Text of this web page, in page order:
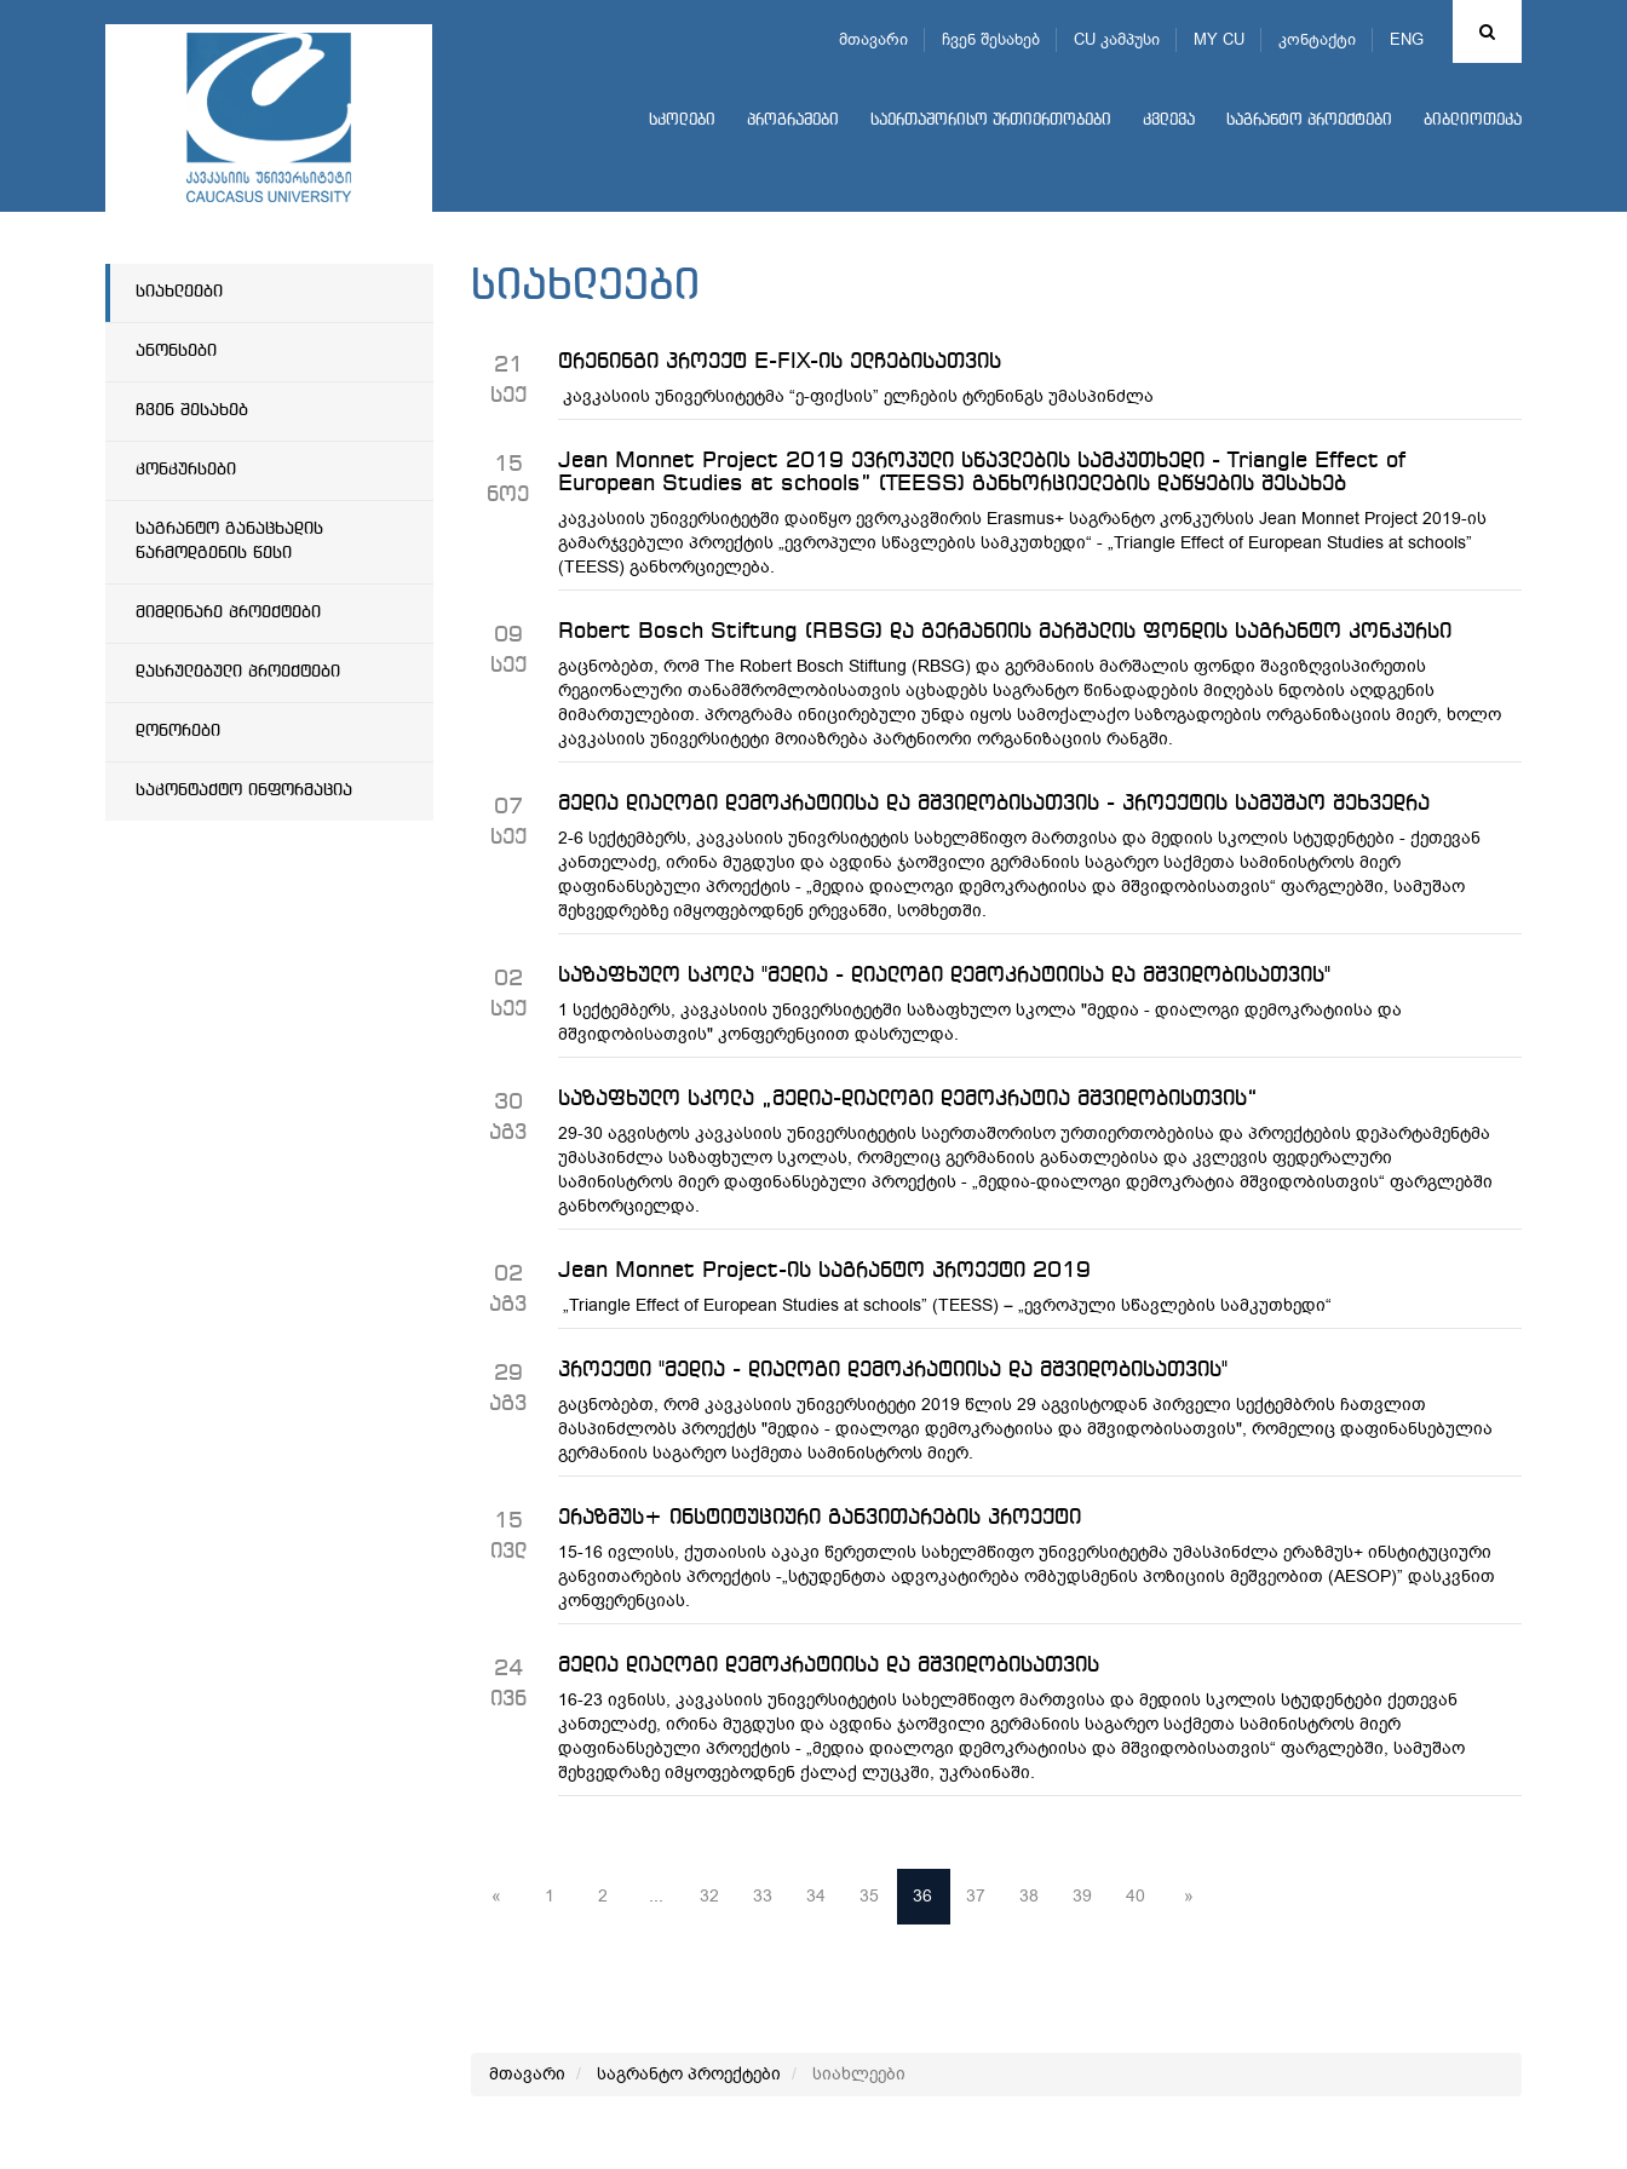
ENG
მთავარი ჩვენ შესახებ CU კამპუსი MY CU კონტაქტი
სკოლები პროგრამები საერთაშორისო ურთიერთობები კვლევა საგრანტო პროექტები ბიბლიოთეკა
სიახლეები
ანონსები
ჩვენ შესახებ
კონკურსები
საგრანტო განაცხადის
წარმოდგენის წესი
მიმდინარე პროექტები
დასრულებული პროექტები
დონორები
საკონტაქტო ინფორმაცია
სიახლეები
21
სექ
ტრენინგი პროექტ E-FIX-ის ელჩებისათვის
კავკასიის უნივერსიტეტმა “ე-ფიქსის” ელჩების ტრენინგს უმასპინძლა
15
ნოე
Jean Monnet Project 2019 ევროპული სწავლების სამკუთხედი - Triangle Effect of
European Studies at schools” (TEESS) განხორციელების დაწყების შესახებ
კავკასიის უნივერსიტეტში დაიწყო ევროკავშირის Erasmus+ საგრანტო კონკურსის Jean Monnet Project 2019-ის
გამარჯვებული პროექტის „ევროპული სწავლების სამკუთხედი“ - „Triangle Effect of European Studies at schools”
(TEESS) განხორციელება.
09
სექ
Robert Bosch Stiftung (RBSG) და გერმანიის მარშალის ფონდის საგრანტო კონკურსი
გაცნობებთ, რომ The Robert Bosch Stiftung (RBSG) და გერმანიის მარშალის ფონდი შავიზღვისპირეთის
რეგიონალური თანამშრომლობისათვის აცხადებს საგრანტო წინადადების მიღებას ნდობის აღდგენის
მიმართულებით. პროგრამა ინიცირებული უნდა იყოს სამოქალაქო საზოგადოების ორგანიზაციის მიერ, ხოლო
კავკასიის უნივერსიტეტი მოიაზრება პარტნიორი ორგანიზაციის რანგში.
07
სექ
მედია დიალოგი დემოკრატიისა და მშვიდობისათვის - პროექტის სამუშაო შეხვედრა
2-6 სექტემბერს, კავკასიის უნივრსიტეტის სახელმწიფო მართვისა და მედიის სკოლის სტუდენტები - ქეთევან
კანთელაძე, ირინა მუგდუსი და ავდინა ჯაოშვილი გერმანიის საგარეო საქმეთა სამინისტროს მიერ
დაფინანსებული პროექტის - „მედია დიალოგი დემოკრატიისა და მშვიდობისათვის“ ფარგლებში, სამუშაო
შეხვედრებზე იმყოფებოდნენ ერევანში, სომხეთში.
02
სექ
საზაფხულო სკოლა "მედია - დიალოგი დემოკრატიისა და მშვიდობისათვის"
1 სექტემბერს, კავკასიის უნივერსიტეტში საზაფხულო სკოლა "მედია - დიალოგი დემოკრატიისა და
მშვიდობისათვის" კონფერენციით დასრულდა.
30
აგვ
საზაფხულო სკოლა „მედია-დიალოგი დემოკრატია მშვიდობისთვის“
29-30 აგვისტოს კავკასიის უნივერსიტეტის საერთაშორისო ურთიერთობებისა და პროექტების დეპარტამენტმა
უმასპინძლა საზაფხულო სკოლას, რომელიც გერმანიის განათლებისა და კვლევის ფედერალური
სამინისტროს მიერ დაფინანსებული პროექტის - „მედია-დიალოგი დემოკრატია მშვიდობისთვის“ ფარგლებში
განხორციელდა.
02
აგვ
Jean Monnet Project-ის საგრანტო პროექტი 2019
„Triangle Effect of European Studies at schools” (TEESS) – „ევროპული სწავლების სამკუთხედი“
29
აგვ
პროექტი "მედია - დიალოგი დემოკრატიისა და მშვიდობისათვის"
გაცნობებთ, რომ კავკასიის უნივერსიტეტი 2019 წლის 29 აგვისტოდან პირველი სექტემბრის ჩათვლით
მასპინძლობს პროექტს "მედია - დიალოგი დემოკრატიისა და მშვიდობისათვის", რომელიც დაფინანსებულია
გერმანიის საგარეო საქმეთა სამინისტროს მიერ.
15
ივლ
ერაზმუს+ ინსტიტუციური განვითარების პროექტი
15-16 ივლისს, ქუთაისის აკაკი წერეთლის სახელმწიფო უნივერსიტეტმა უმასპინძლა ერაზმუს+ ინსტიტუციური
განვითარების პროექტის -„სტუდენტთა ადვოკატირება ომბუდსმენის პოზიციის მეშვეობით (AESOP)” დასკვნით
კონფერენციას.
24
ივნ
მედია დიალოგი დემოკრატიისა და მშვიდობისათვის
16-23 ივნისს, კავკასიის უნივერსიტეტის სახელმწიფო მართვისა და მედიის სკოლის სტუდენტები ქეთევან
კანთელაძე, ირინა მუგდუსი და ავდინა ჯაოშვილი გერმანიის საგარეო საქმეთა სამინისტროს მიერ
დაფინანსებული პროექტის - „მედია დიალოგი დემოკრატიისა და მშვიდობისათვის“ ფარგლებში, სამუშაო
შეხვედრაზე იმყოფებოდნენ ქალაქ ლუცკში, უკრაინაში.
« 1 2 ... 32 33 34 35 36 37 38 39 40 »
მთავარი საგრანტო პროექტები სიახლეები